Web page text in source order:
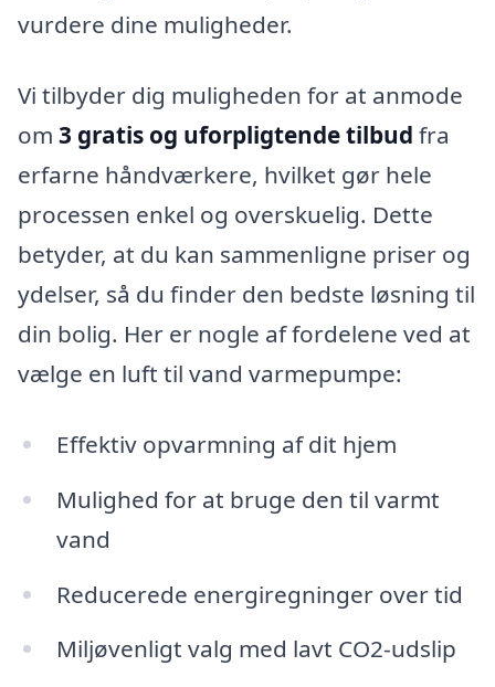
vurdere dine muligheder.
Vi tilbyder dig muligheden for at anmode
om 3 gratis og uforpligtende tilbud fra
erfarne håndværkere, hvilket gør hele
processen enkel og overskuelig. Dette
betyder, at du kan sammenligne priser og
ydelser, så du finder den bedste løsning til
din bolig. Her er nogle af fordelene ved at
vælge en luft til vand varmepumpe:
Effektiv opvarmning af dit hjem
Mulighed for at bruge den til varmt
vand
Reducerede energiregninger over tid
Miljøvenligt valg med lavt CO2-udslip